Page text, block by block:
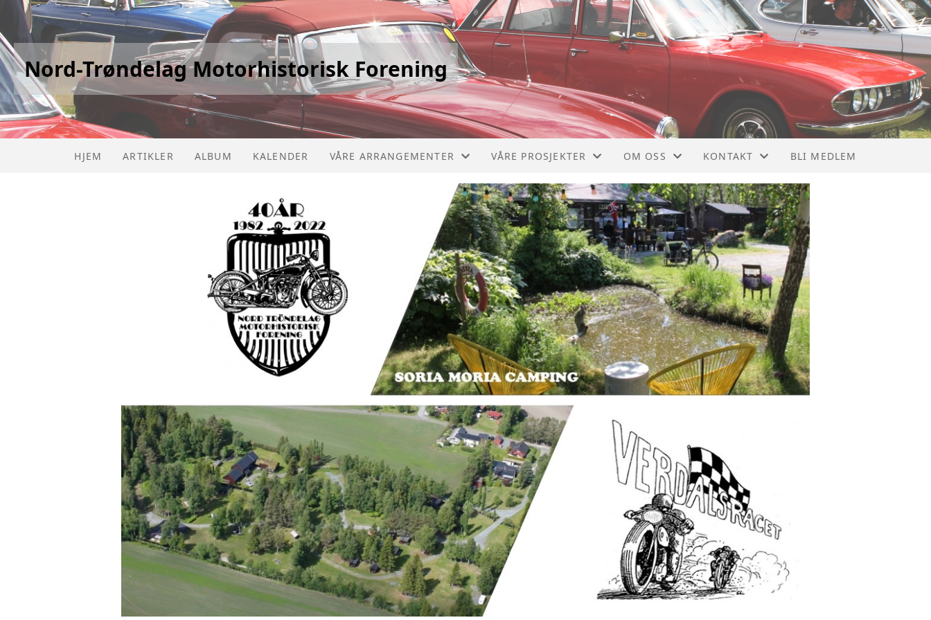
Nord-Trøndelag Motorhistorisk Forening
HJEM ARTIKLER ALBUM KALENDER VÅRE ARRANGEMENTER VÅRE PROSJEKTER
PICCOLO 1910
CHEVROLET BUSS 1929
VIVINUS 1909
MERCEDES BRANNBIL 1928
FARGO LASTEBIL 1947
OM OSS
OM NTMF
VEDTEKTER
MEDLEMSBLAD
MEDLEMSKAP
KONTAKT
KONTAKT
STYRET
NYTTIGE LINKER
BLI MEDLEM